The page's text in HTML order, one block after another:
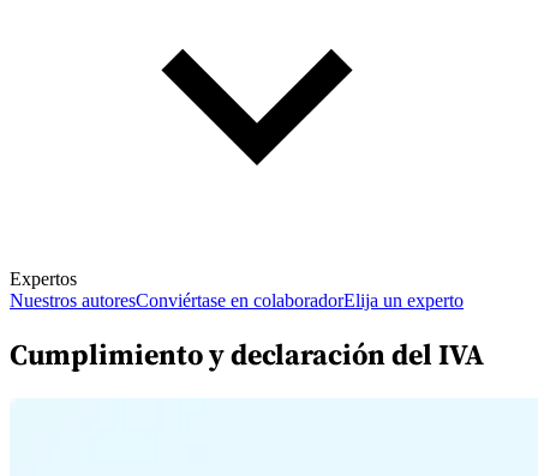
Expertos
Nuestros autoresConviértase en colaboradorElija un experto
Cumplimiento y declaración del IVA